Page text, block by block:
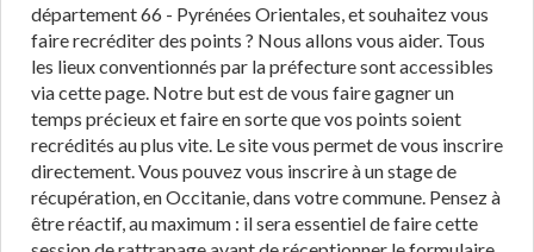
département 66 - Pyrénées Orientales, et souhaitez vous
faire recréditer des points ? Nous allons vous aider. Tous
les lieux conventionnés par la préfecture sont accessibles
via cette page. Notre but est de vous faire gagner un
temps précieux et faire en sorte que vos points soient
recrédités au plus vite. Le site vous permet de vous inscrire
directement. Vous pouvez vous inscrire à un stage de
récupération, en Occitanie, dans votre commune. Pensez à
être réactif, au maximum : il sera essentiel de faire cette